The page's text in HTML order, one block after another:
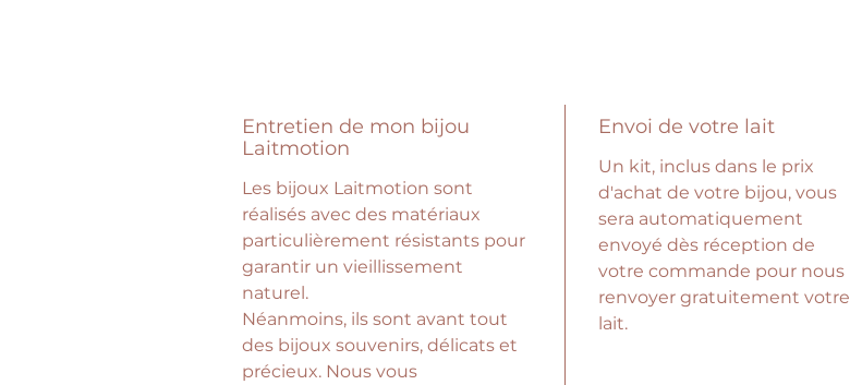
Entretien de mon bijou
Laitmotion
Les bijoux Laitmotion sont
réalisés avec des matériaux
particulièrement résistants pour
garantir un vieillissement
naturel.
Néanmoins, ils sont avant tout
des bijoux souvenirs, délicats et
précieux. Nous vous
Envoi de votre lait
Un kit, inclus dans le prix
d'achat de votre bijou, vous
sera automatiquement
envoyé dès réception de
votre commande pour nous
renvoyer gratuitement votre
lait.